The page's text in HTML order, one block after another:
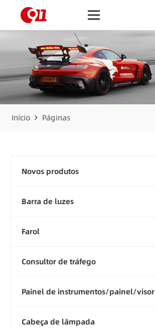
Início Páginas
Novos produtos
Barra de luzes
Farol
Consultor de tráfego
Painel de instrumentos/painel/visor
Cabeça de lâmpada